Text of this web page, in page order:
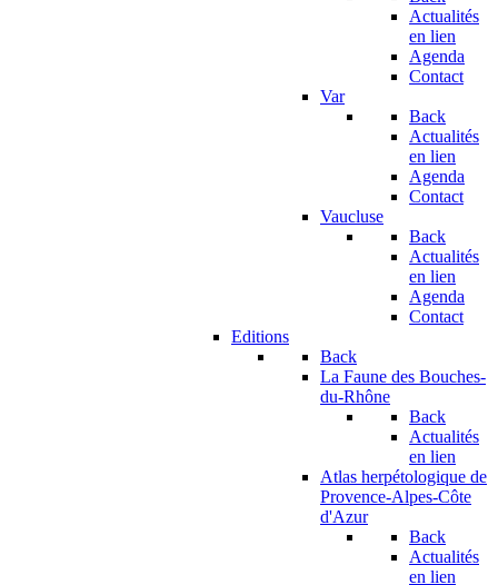
Actualités
en lien
Agenda
Contact
Var
Back
Actualités
en lien
Agenda
Contact
Vaucluse
Back
Actualités
en lien
Agenda
Contact
Editions
Back
La Faune des Bouches-
du-Rhône
Back
Actualités
en lien
Atlas herpétologique de
Provence-Alpes-Côte
d'Azur
Back
Actualités
en lien